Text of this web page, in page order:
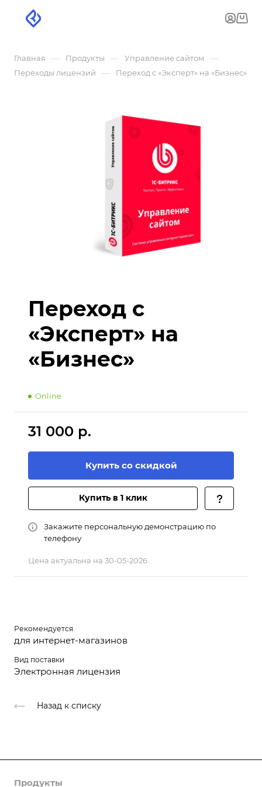
Главная — Продукты — Управление сайтом —
Переходы лицензий — Переход с «Эксперт» на «Бизнес»
Переход с
«Эксперт» на
«Бизнес»
Online
31 000 р.
Купить со скидкой
Купить в 1 клик
Закажите персональную демонстрацию по
телефону
Цена актуальна на 30-05-2026
Рекомендуется
для интернет-магазинов
Вид поставки
Электронная лицензия
Назад к списку
Продукты